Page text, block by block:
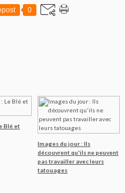
0
Blé et
Images du jour : Ils
découvrent qu'ils ne peuvent
pas travailler avec leurs
tatouages